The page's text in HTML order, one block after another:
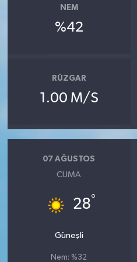
NEM
%42
RÜZGAR
1.00 M/S
07 AĞUSTOS
CUMA
28°
Güneşli
Nem: %32